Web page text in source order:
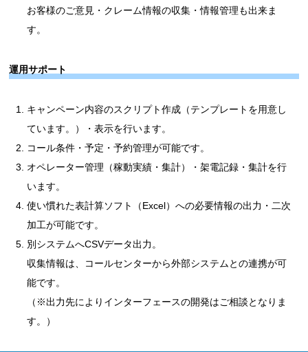
お客様のご意見・クレーム情報の収集・情報管理も出来ま
す。
運用サポート
キャンペーン内容のスクリプト作成（テンプレートを用意し
ています。）・表示を行います。
コール条件・予定・予約管理が可能です。
オペレーター管理（稼動実績・集計）・架電記録・集計を行
います。
使い慣れた表計算ソフト（Excel）への必要情報の出力・二次
加工が可能です。
別システムへCSVデータ出力。
収集情報は、コールセンターから外部システムとの連携が可
能です。
（※出力先によりインターフェースの開発はご相談となりま
す。）